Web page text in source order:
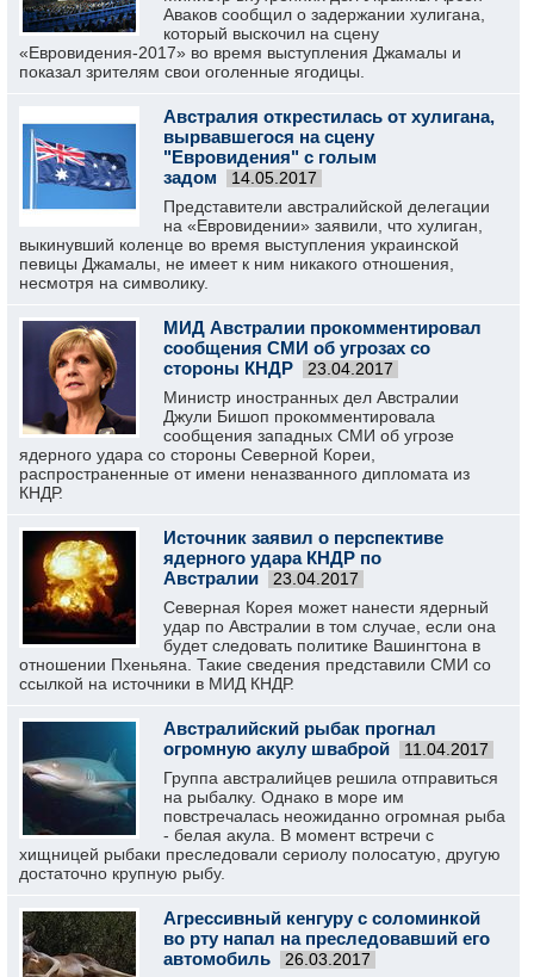
Аваков сообщил о задержании хулигана,
который выскочил на сцену
«Евровидения-2017» во время выступления Джамалы и
показал зрителям свои оголенные ягодицы.
Австралия открестилась от хулигана,
вырвавшегося на сцену
"Евровидения" с голым
задом
14.05.2017
Представители австралийской делегации
на «Евровидении» заявили, что хулиган,
выкинувший коленце во время выступления украинской
певицы Джамалы, не имеет к ним никакого отношения,
несмотря на символику.
МИД Австралии прокомментировал
сообщения СМИ об угрозах со
стороны КНДР
23.04.2017
Министр иностранных дел Австралии
Джули Бишоп прокомментировала
сообщения западных СМИ об угрозе
ядерного удара со стороны Северной Кореи,
распространенные от имени неназванного дипломата из
КНДР.
Источник заявил о перспективе
ядерного удара КНДР по
Австралии
23.04.2017
Северная Корея может нанести ядерный
удар по Австралии в том случае, если она
будет следовать политике Вашингтона в
отношении Пхеньяна. Такие сведения представили СМИ со
ссылкой на источники в МИД КНДР.
Австралийский рыбак прогнал
огромную акулу шваброй
11.04.2017
Группа австралийцев решила отправиться
на рыбалку. Однако в море им
повстречалась неожиданно огромная рыба
- белая акула. В момент встречи с
хищницей рыбаки преследовали сериолу полосатую, другую
достаточно крупную рыбу.
Агрессивный кенгуру с соломинкой
во рту напал на преследовавший его
автомобиль‍
26.03.2017